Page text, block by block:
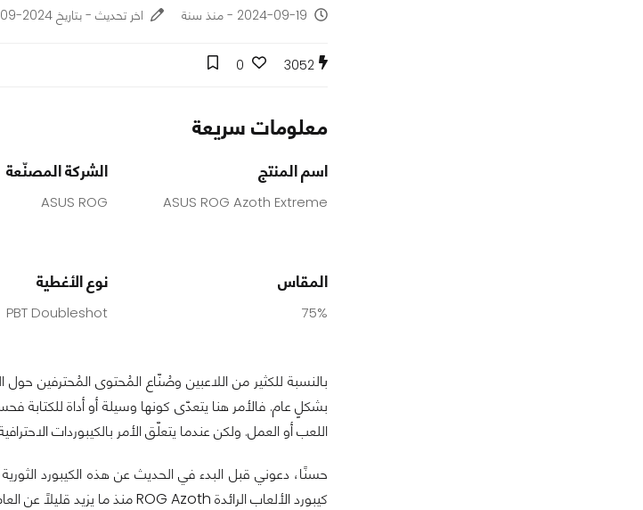
2024-09-19 - منذ سنة اخر تحديث - بتاريخ 2024-09-19
3052
0
معلومات سريعة
اسم المنتج
ASUS ROG Azoth Extreme
الشركة المصنّعة
ASUS ROG
المقاس
75%
نوع الأغطية
PBT Doubleshot
بالنسبة للكثير من اللاعبين وصُنّاع المُحتوى المُحترفين حول
بشكلٍ عام. فالأمر هنا يتعدّى كونها وسيلة أو أداة للكتابة
اللعب أو العمل. ولكن عندما يتعلّق الأمر بالكيبوردات
كيبورد الألعاب الرائدة ROG Azoth منذ ما يزيد قليلًا عن العام، ولكنها سطّرت من خلالها فئة جديدة من كيبوردات الألعاب الرائدة.